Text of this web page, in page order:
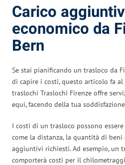
Carico
economico da
Bern
Se stai pianificando un trasloco da
di capire i costi, questo articolo fa al
traslochi Traslochi Firenze offre
equi, facendo della tua
I costi di un trasloco possono
come la distanza, la quantità di
aggiuntivi richiesti. Ad esempio, un
comporterà costi per il